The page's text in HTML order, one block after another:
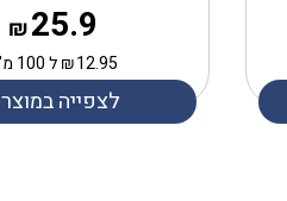
25.9
₪
12.95
₪ל 100 מ''ל
לצפייה במוצר